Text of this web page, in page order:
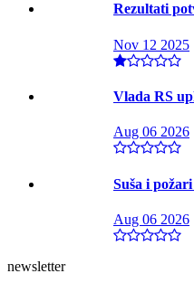
Rezultati
Nov 12 2025
Vlada RS
Aug 06 2026
Suša i
Aug 06 2026
newsletter